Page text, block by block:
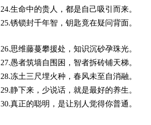
24.生命中的贵人，都是自己吸引而来。
25.锈锁封千年智，钥匙竟在疑问背面。
26.思维藤蔓攀援处，知识沉砂孕珠光。
27.愚者筑墙自围困，智者拆砖铺天梯。
28.冻土三尺埋火种，春风未至自消融。
29.静下来，少说话，就是最好的养生。
30.真正的聪明，是让别人觉得你普通。